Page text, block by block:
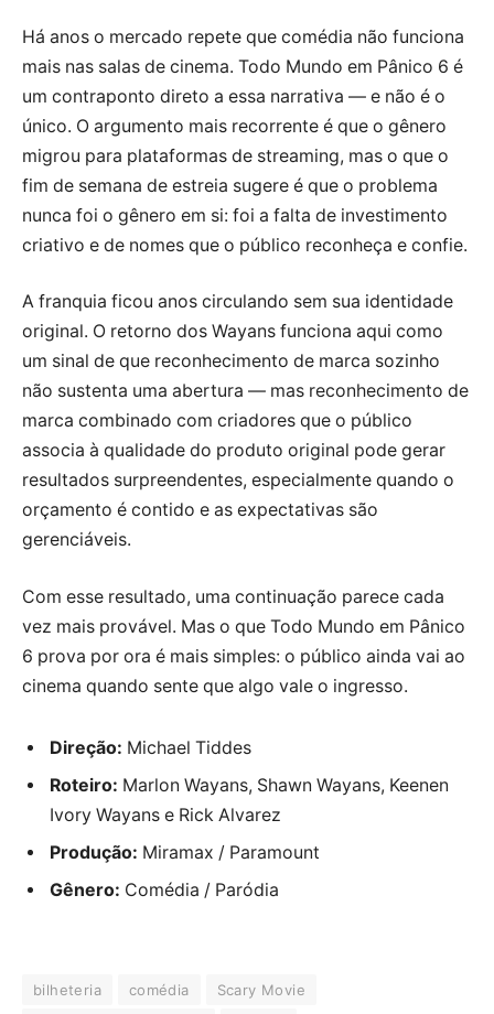
Há anos o mercado repete que comédia não funciona
mais nas salas de cinema. Todo Mundo em Pânico 6 é
um contraponto direto a essa narrativa — e não é o
único. O argumento mais recorrente é que o gênero
migrou para plataformas de streaming, mas o que o
fim de semana de estreia sugere é que o problema
nunca foi o gênero em si: foi a falta de investimento
criativo e de nomes que o público reconheça e confie.
A franquia ficou anos circulando sem sua identidade
original. O retorno dos Wayans funciona aqui como
um sinal de que reconhecimento de marca sozinho
não sustenta uma abertura — mas reconhecimento de
marca combinado com criadores que o público
associa à qualidade do produto original pode gerar
resultados surpreendentes, especialmente quando o
orçamento é contido e as expectativas são
gerenciáveis.
Com esse resultado, uma continuação parece cada
vez mais provável. Mas o que Todo Mundo em Pânico
6 prova por ora é mais simples: o público ainda vai ao
cinema quando sente que algo vale o ingresso.
Direção: Michael Tiddes
Roteiro: Marlon Wayans, Shawn Wayans, Keenen
Ivory Wayans e Rick Alvarez
Produção: Miramax / Paramount
Gênero: Comédia / Paródia
bilheteria comédia
Scary Movie